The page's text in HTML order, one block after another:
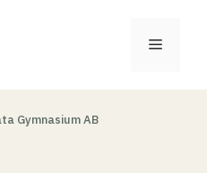
Meny
Gymnasium AB